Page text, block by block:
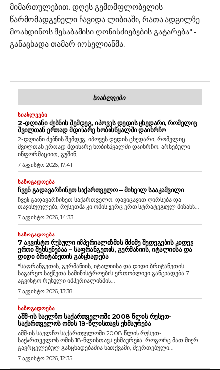
მიმართულებით. დღეს გემთმფლობელის
წარმომადგენელი ჩავიდა ლიბიაში, რათა ადგილზე
მოახდინოს შესაბამისი ღონისძიებების გატარება",-
განაცხადა თამარ იოსელიანმა.
ᲡᲘᲐᲮᲚᲔᲔᲑᲘ
ᲡᲘᲐᲮᲚᲔᲔᲑᲘ
2-ᲓᲦᲘᲐᲜᲘ ᲫᲔᲑᲜᲘᲡ ᲨᲔᲛᲓᲔᲒ, ᲘᲞᲝᲕᲔᲡ ᲓᲔᲓᲘᲡ ᲪᲮᲔᲓᲐᲠᲘ, ᲠᲝᲛᲔᲚᲘᲪ
ᲨᲕᲘᲚᲗᲐᲜ ᲔᲠᲗᲐᲓ ᲛᲓᲘᲜᲐᲠᲔ ᲮᲝᲑᲘᲡᲬᲧᲐᲚᲨᲘ ᲓᲐᲘᲮᲠᲩᲝ
2-დღიანი ძებნის შემდეგ, იპოვეს დედის ცხედარი, რომელიც
შვილთან ერთად მდინარე ხობისწყალში დაიხრჩო. არსებული
ინფორმაციით, გუშინ,...
7 აგვისტო 2026, 17:41
ᲡᲐᲖᲝᲒᲐᲓᲝᲔᲑᲐ
ᲩᲕᲔᲜ ᲒᲐᲓᲐᲕᲐᲠᲩᲘᲜᲔᲗ ᲡᲐᲥᲐᲠᲗᲕᲔᲚᲝ – ᲛᲘᲮᲔᲘᲚ ᲡᲐᲐᲙᲐᲨᲕᲘᲚᲘ
ჩვენ გადავარჩინეთ საქართველო, დავიცავით ღირსება და
თავისუფლება, რუსეთმა კი ომის ვერც ერთ სტრატეგიულ მიზანს...
7 აგვისტო 2026, 14:33
ᲡᲐᲖᲝᲒᲐᲓᲝᲔᲑᲐ
7 ᲐᲒᲕᲘᲡᲢᲝ ᲠᲣᲡᲣᲚᲘ ᲘᲛᲞᲔᲠᲘᲐᲚᲘᲖᲛᲘᲡ ᲛᲫᲘᲛᲔ ᲨᲔᲓᲔᲒᲔᲑᲘᲡ ᲙᲘᲓᲔᲕ
ᲔᲠᲗᲘ ᲨᲔᲮᲡᲔᲜᲔᲑᲐᲐ – ᲡᲐᲤᲠᲐᲜᲒᲔᲗᲘᲡ, ᲒᲔᲠᲛᲐᲜᲘᲘᲡ, ᲘᲢᲐᲚᲘᲘᲡᲐ ᲓᲐ
ᲓᲘᲓᲘ ᲑᲠᲘᲢᲐᲜᲔᲗᲘᲡ ᲒᲐᲜᲪᲮᲐᲓᲔᲑᲐ
“საფრანგეთის, გერმანიის, იტალიისა და დიდი ბრიტანეთის
საგარეო საქმეთა სამინისტროების ერთობლივი განცხადება 7
აგვისტო რუსული იმპერიალიზმის...
7 აგვისტო 2026, 13:38
ᲡᲐᲖᲝᲒᲐᲓᲝᲔᲑᲐ
ᲐᲨᲨ-ᲘᲡ ᲡᲐᲔᲚᲩᲝ ᲡᲐᲥᲐᲠᲗᲕᲔᲚᲝᲨᲘ 2008 ᲬᲚᲘᲡ ᲠᲣᲡᲔᲗ-
ᲡᲐᲥᲐᲠᲗᲕᲔᲚᲝᲡ ᲝᲛᲘᲡ 18-ᲬᲚᲘᲡᲗᲐᲕᲡ ᲔᲮᲛᲐᲣᲠᲔᲑᲐ
აშშ-ის საელჩო საქართველოში 2008 წლის რუსეთ-
საქართველოს ომის 18-წლისთავს ეხმაურება. როგორც მათ მიერ
გავრცელებულ განცხადებაშია ნათქვამი, შეერთებული...
7 აგვისტო 2026, 12:35